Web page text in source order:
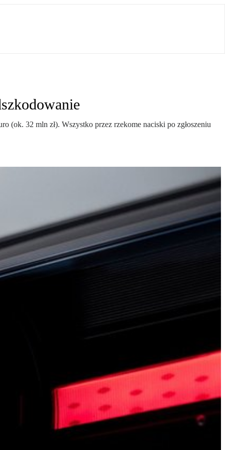
(ok. 32 mln zł). Wszystko przez rzekome naciski po zgłoszeniu